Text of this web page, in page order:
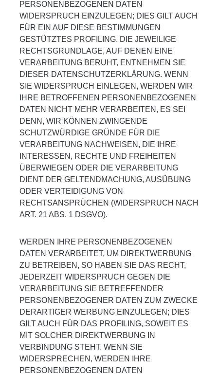
PERSONENBEZOGENEN DATEN
WIDERSPRUCH EINZULEGEN; DIES GILT AUCH
FÜR EIN AUF DIESE BESTIMMUNGEN
GESTÜTZTES PROFILING. DIE JEWEILIGE
RECHTSGRUNDLAGE, AUF DENEN EINE
VERARBEITUNG BERUHT, ENTNEHMEN SIE
DIESER DATENSCHUTZERKLÄRUNG. WENN
SIE WIDERSPRUCH EINLEGEN, WERDEN WIR
IHRE BETROFFENEN PERSONENBEZOGENEN
DATEN NICHT MEHR VERARBEITEN, ES SEI
DENN, WIR KÖNNEN ZWINGENDE
SCHUTZWÜRDIGE GRÜNDE FÜR DIE
VERARBEITUNG NACHWEISEN, DIE IHRE
INTERESSEN, RECHTE UND FREIHEITEN
ÜBERWIEGEN ODER DIE VERARBEITUNG
DIENT DER GELTENDMACHUNG, AUSÜBUNG
ODER VERTEIDIGUNG VON
RECHTSANSPRÜCHEN (WIDERSPRUCH NACH
ART. 21 ABS. 1 DSGVO).
WERDEN IHRE PERSONENBEZOGENEN
DATEN VERARBEITET, UM DIREKTWERBUNG
ZU BETREIBEN, SO HABEN SIE DAS RECHT,
JEDERZEIT WIDERSPRUCH GEGEN DIE
VERARBEITUNG SIE BETREFFENDER
PERSONENBEZOGENER DATEN ZUM ZWECKE
DERARTIGER WERBUNG EINZULEGEN; DIES
GILT AUCH FÜR DAS PROFILING, SOWEIT ES
MIT SOLCHER DIREKTWERBUNG IN
VERBINDUNG STEHT. WENN SIE
WIDERSPRECHEN, WERDEN IHRE
PERSONENBEZOGENEN DATEN